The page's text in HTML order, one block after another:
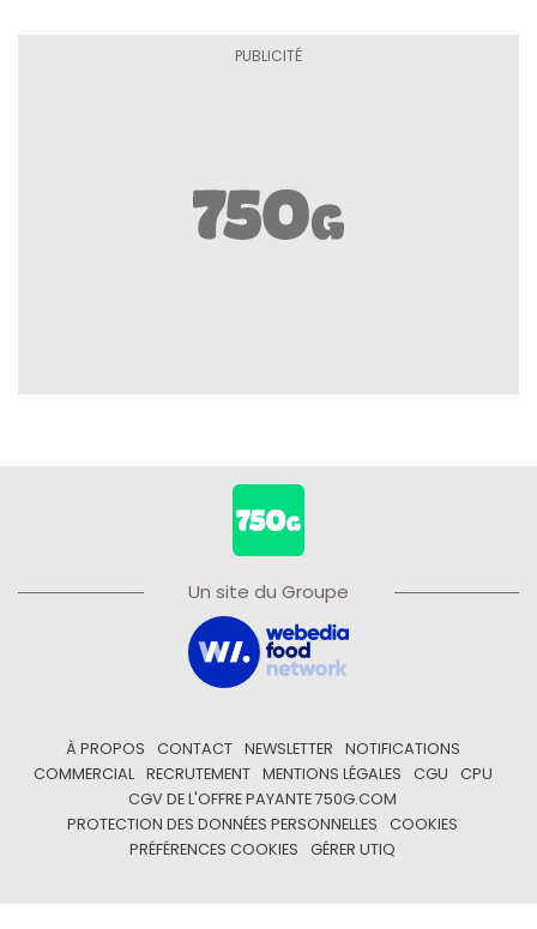
Un site du Groupe
À PROPOS CONTACT NEWSLETTER
NOTIFICATIONS
COMMERCIAL
RECRUTEMENT MENTIONS LÉGALES CGU
CPU
CGV DE L'OFFRE PAYANTE 750G.COM
PROTECTION DES DONNÉES PERSONNELLES
COOKIES
PRÉFÉRENCES COOKIES
GÉRER UTIQ